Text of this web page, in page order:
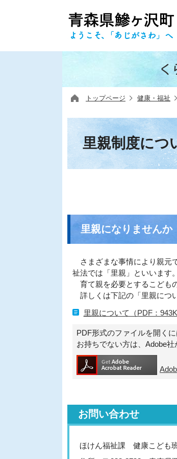
く
トップページ 健康・福祉
里親制度につ
里親になりませんか
さまざまな事情により親元
祉法では「里親」といいます。
育て親を必要とするこども
詳しくは下記の「里親につ
里親について（PDF：
PDF形式のファイルを開く
お持ちでない方は、Adobe社
お問い合わせ
ほけん福祉課 健康こども